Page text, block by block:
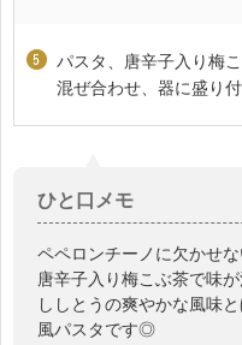
パスタ、唐辛子入り梅
混ぜ合わせ、器に盛り付
ひと口メモ
ペペロンチーノに欠かせ
唐辛子入り梅こぶ茶で味
ししとうの爽やかな風味
風パスタです◎